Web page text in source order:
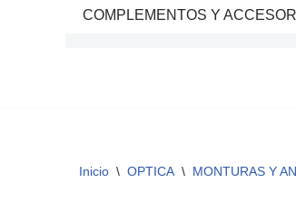
COMPLEMENTOS Y
Inicio \ OPTICA \ MONTURAS Y